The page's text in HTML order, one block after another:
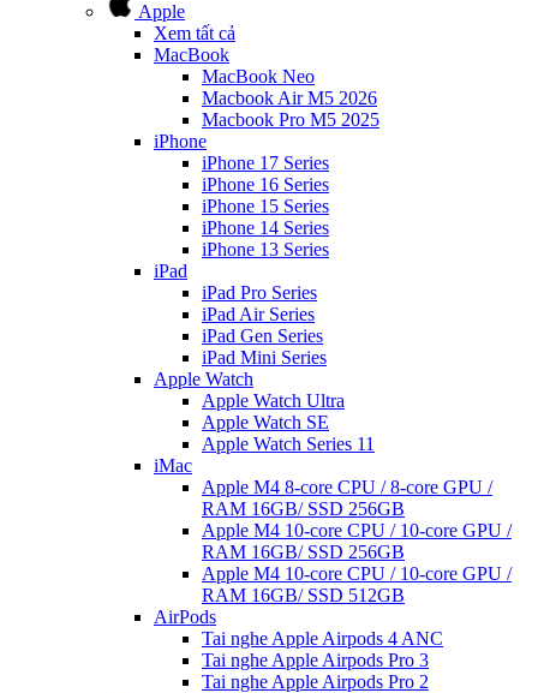
Apple
Xem tất cả
MacBook
MacBook Neo
Macbook Air M5 2026
Macbook Pro M5 2025
iPhone
iPhone 17 Series
iPhone 16 Series
iPhone 15 Series
iPhone 14 Series
iPhone 13 Series
iPad
iPad Pro Series
iPad Air Series
iPad Gen Series
iPad Mini Series
Apple Watch
Apple Watch Ultra
Apple Watch SE
Apple Watch Series 11
iMac
Apple M4 8-core CPU / 8-core GPU /
RAM 16GB/ SSD 256GB
Apple M4 10-core CPU / 10-core GPU /
RAM 16GB/ SSD 256GB
Apple M4 10-core CPU / 10-core GPU /
RAM 16GB/ SSD 512GB
AirPods
Tai nghe Apple Airpods 4 ANC
Tai nghe Apple Airpods Pro 3
Tai nghe Apple Airpods Pro 2